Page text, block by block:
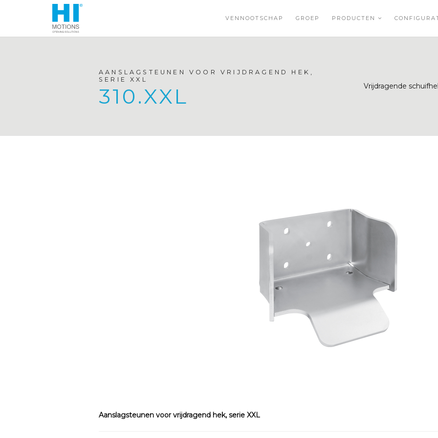
VENNOOTSCHAP GROEP PRODUCTEN
AANSLAGSTEUNEN VOOR VRIJDRAGEND HEK,
SERIE XXL
310.XXL Vrijdragende
Aanslagsteunen voor vrijdragend hek, serie XXL